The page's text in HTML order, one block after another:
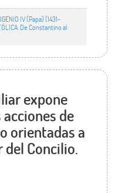
IV (Papa) (1431-
De Constantino al
expone
de
orientadas a
Concilio.